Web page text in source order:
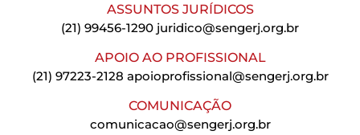
ASSUNTOS JURÍDICOS
(21) 99456-1290 juridico@sengerj.org.br
APOIO AO PROFISSIONAL
(21) 97223-2128 apoioprofissional@sengerj.org.br
COMUNICAÇÃO
comunicacao@sengerj.org.br